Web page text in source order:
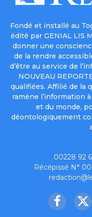
Fondé et installé au
édité par GENIAL LIS
donner une
de la rendre
d’être au service de
NOUVEAU
qualifiées. Affilié de la
ramène l’information
et du monde,
déontologiquement
00228 92
Récépissé N°
Facebook
X